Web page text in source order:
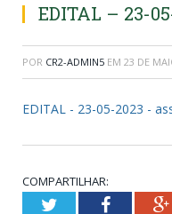
EDITAL – 23-
POR CR2-ADMIN5 EM 23 DE
EDITAL - 23-05-2023 -
COMPARTILHAR:
TwitterFacebook